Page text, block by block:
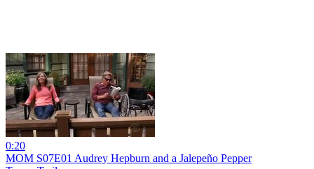
0:20
MOM S07E01 Audrey Hepburn and a Jalepeño Pepper